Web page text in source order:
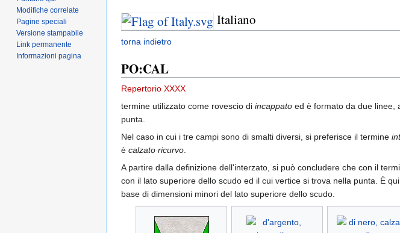
Italiano
torna indietro
PO:CAL
Repertorio XXXX
termine utilizzato come rovescio di incappato ed è formato da due linee,
punta.
Nel caso in cui i tre campi sono di smalti diversi, si preferisce il termine
è calzato ricurvo.
A partire dalla definizione dell'interzato, si può concludere che con il
con il lato superiore dello scudo ed il cui vertice si trova nella punta. È
base di dimensioni minori del lato superiore dello scudo.
Modifiche correlate
Pagine speciali
Versione stampabile
Link permanente
Informazioni pagina